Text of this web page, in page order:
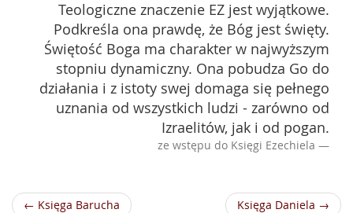
Teologiczne znaczenie EZ jest wyjątkowe.
Podkreśla ona prawdę, że Bóg jest święty.
Świętość Boga ma charakter w najwyższym
stopniu dynamiczny. Ona pobudza Go do
działania i z istoty swej domaga się pełnego
uznania od wszystkich ludzi - zarówno od
Izraelitów, jak i od pogan.
ze wstępu do Księgi Ezechiela
← Księga Barucha Księga Daniela →